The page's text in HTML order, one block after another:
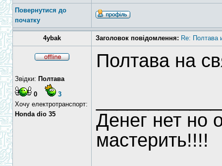
Повернутися до
початку
4ybak Заголовок повідомлення: Re: Полтава
Звідки: Полтава
0
3
Хочу електротранспорт:
Honda dio 35
Полтава на
Денег нет но
мастерить!!!!